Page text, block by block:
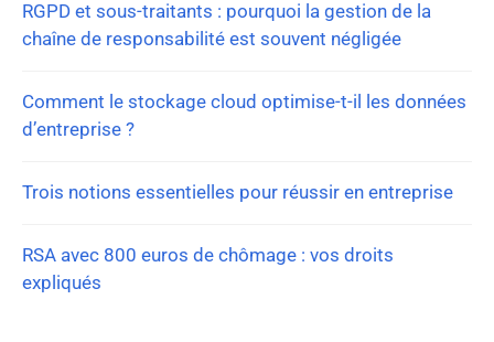
RGPD et sous-traitants : pourquoi la gestion de la
chaîne de responsabilité est souvent négligée
Comment le stockage cloud optimise-t-il les données
d’entreprise ?
Trois notions essentielles pour réussir en entreprise
RSA avec 800 euros de chômage : vos droits
expliqués